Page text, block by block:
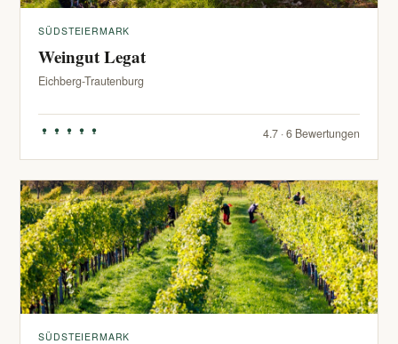
SÜDSTEIERMARK
Weingut Legat
Eichberg-Trautenburg
4.7 · 6 Bewertungen
SÜDSTEIERMARK